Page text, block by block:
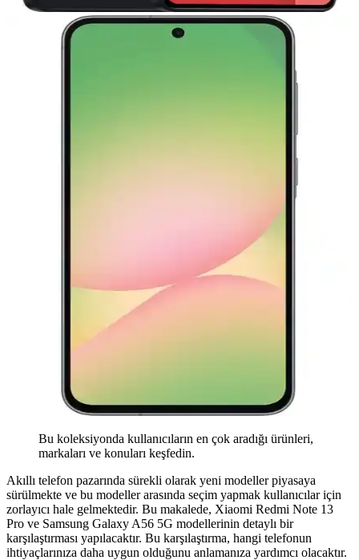
Bu koleksiyonda kullanıcıların en çok aradığı ürünleri,
markaları ve konuları keşfedin.
Akıllı telefon pazarında sürekli olarak yeni modeller piyasaya
sürülmekte ve bu modeller arasında seçim yapmak kullanıcılar için
zorlayıcı hale gelmektedir. Bu makalede, Xiaomi Redmi Note 13
Pro ve Samsung Galaxy A56 5G modellerinin detaylı bir
karşılaştırması yapılacaktır. Bu karşılaştırma, hangi telefonun
ihtiyaçlarınıza daha uygun olduğunu anlamanıza yardımcı olacaktır.